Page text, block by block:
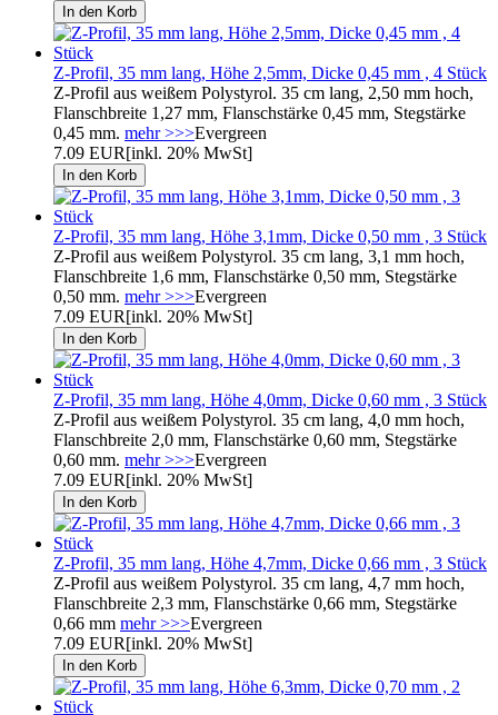
Z-Profil, 35 mm lang, Höhe 2,5mm, Dicke 0,45 mm , 4 Stück
Z-Profil aus weißem Polystyrol. 35 cm lang, 2,50 mm hoch,
Flanschbreite 1,27 mm, Flanschstärke 0,45 mm, Stegstärke
0,45 mm. mehr >>>Evergreen
7.09 EUR[inkl. 20% MwSt]
Z-Profil, 35 mm lang, Höhe 3,1mm, Dicke 0,50 mm , 3 Stück
Z-Profil aus weißem Polystyrol. 35 cm lang, 3,1 mm hoch,
Flanschbreite 1,6 mm, Flanschstärke 0,50 mm, Stegstärke
0,50 mm. mehr >>>Evergreen
7.09 EUR[inkl. 20% MwSt]
Z-Profil, 35 mm lang, Höhe 4,0mm, Dicke 0,60 mm , 3 Stück
Z-Profil aus weißem Polystyrol. 35 cm lang, 4,0 mm hoch,
Flanschbreite 2,0 mm, Flanschstärke 0,60 mm, Stegstärke
0,60 mm. mehr >>>Evergreen
7.09 EUR[inkl. 20% MwSt]
Z-Profil, 35 mm lang, Höhe 4,7mm, Dicke 0,66 mm , 3 Stück
Z-Profil aus weißem Polystyrol. 35 cm lang, 4,7 mm hoch,
Flanschbreite 2,3 mm, Flanschstärke 0,66 mm, Stegstärke
0,66 mm mehr >>>Evergreen
7.09 EUR[inkl. 20% MwSt]